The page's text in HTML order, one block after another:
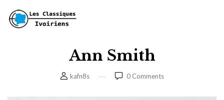
Ann Smith
kafn8s 0 Comments